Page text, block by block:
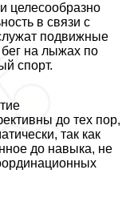
целесообразно
в связи с
подвижные
на лыжах по
спорт.
до тех пор,
так как
до навыка, не